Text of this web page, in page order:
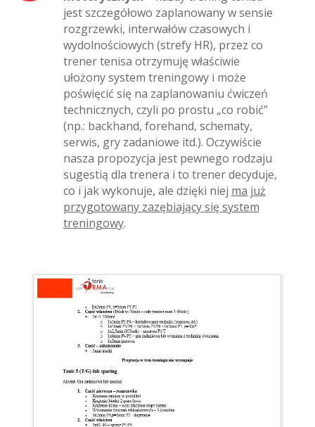
jest szczegółowo zaplanowany w sensie
rozgrzewki, interwałów czasowych i
wydolnościowych (strefy HR), przez co
trener tenisa otrzymuję właściwie
ułożony system treningowy i może
poświęcić się na zaplanowaniu ćwiczeń
technicznych, czyli po prostu „co robić”
(np.: backhand, forehand, schematy,
serwis, gry zadaniowe itd.). Oczywiście
nasza propozycja jest pewnego rodzaju
sugestią dla trenera i to trener decyduje,
co i jak wykonuje, ale dzięki niej ma już
przygotowany zazębiający się system
treningowy.